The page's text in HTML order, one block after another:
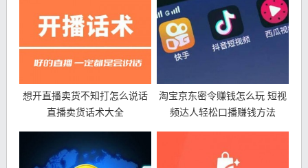
想开直播卖货不知打怎么说话
直播卖货话术大全
淘宝京东密令赚钱怎么玩 短视
频达人轻松口播赚钱方法